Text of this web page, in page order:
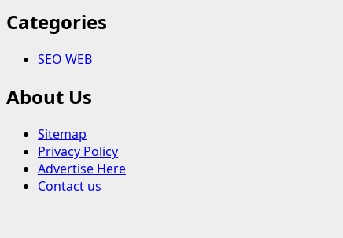
Categories
SEO WEB
About Us
Sitemap
Privacy Policy
Advertise Here
Contact us